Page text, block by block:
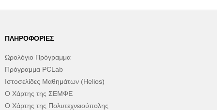
ΠΛΗΡΟΦΟΡΊΕΣ
Ωρολόγιο Πρόγραμμα
Πρόγραμμα PCLab
Ιστοσελίδες Μαθημάτων (Helios)
Ο Χάρτης της ΣΕΜΦΕ
Ο Χάρτης της Πολυτεχνειούπολης